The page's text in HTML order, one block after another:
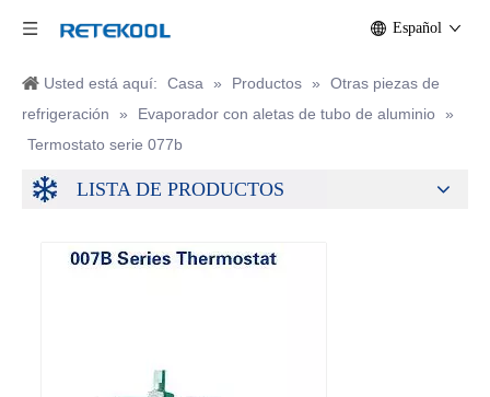
Español
Usted está aquí: Casa » Productos »
Otras piezas de
refrigeración
» Evaporador con aletas de tubo de aluminio »
Termostato serie 077b
LISTA DE PRODUCTOS